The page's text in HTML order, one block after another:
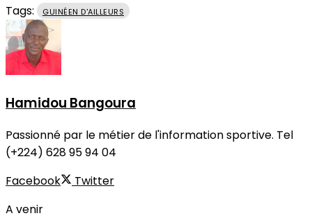
Tags: GUINÉEN D'AILLEURS
Hamidou Bangoura
Passionné par le métier de l'information sportive. Tel
(+224) 628 95 94 04
Facebook
Twitter
A venir